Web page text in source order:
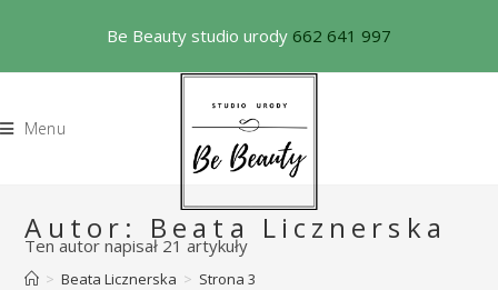
Be Beauty studio urody 662 641 997
Menu
Autor: Beata Licznerska
Ten autor napisał 21 artykuły
> Beata Licznerska > Strona 3